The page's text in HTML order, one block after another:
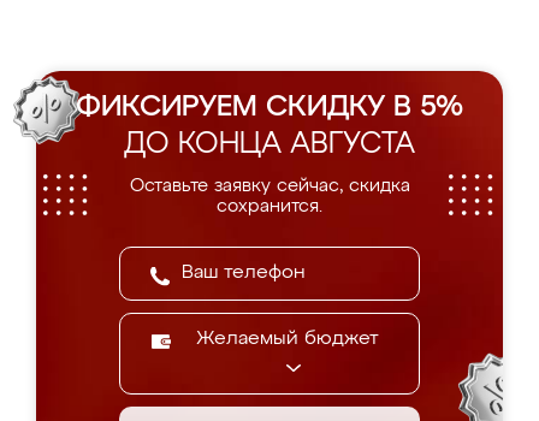
ФИКСИРУЕМ СКИДКУ В 5%
ДО КОНЦА АВГУСТА
Оставьте заявку сейчас, скидка
сохранится.
Желаемый бюджет